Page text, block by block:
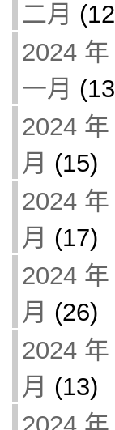
二月
2024 年
一月
2024 年
月 (15)
2024
月 (17)
2024 年
月 (26)
2024 年
月 (13)